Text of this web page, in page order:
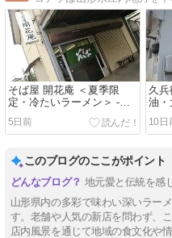
そば屋 開花庵 ＜夏季限
定・冷たいラーメン＞ -山
形県酒田市-
5日前
久
油・
10日
このブログのここがポイント
地元愛と伝統を感
山形県内の多彩で味わい深いラー
す。老舗や人気の新店を問わず、
店内風景を通じて地域の食文化や